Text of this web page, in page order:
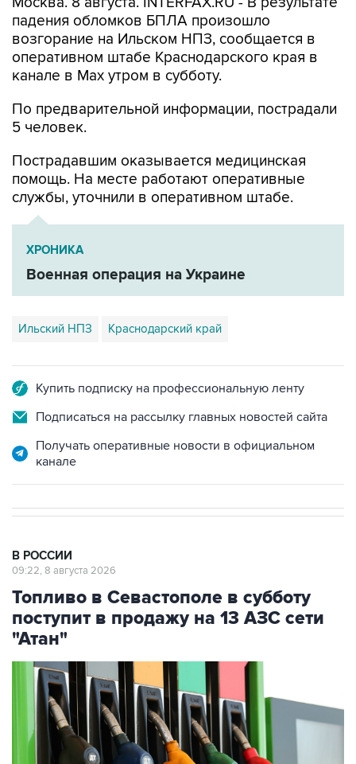
падения обломков БПЛА произошло
возгорание на Ильском НПЗ, сообщается в
оперативном штабе Краснодарского края в
канале в Max утром в субботу.
По предварительной информации, пострадали
5 человек.
Пострадавшим оказывается медицинская
помощь. На месте работают оперативные
службы, уточнили в оперативном штабе.
ХРОНИКА
Военная операция на Украине
Ильский НПЗ Краснодарский край
Купить подписку на профессиональную ленту
Подписаться на рассылку главных новостей сайта
Получать оперативные новости в официальном
канале
В РОССИИ
09:22, 8 августа 2026
Топливо в Севастополе в субботу
поступит в продажу на 13 АЗС сети
"Атан"